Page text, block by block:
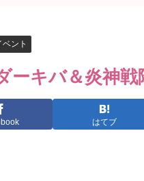
ベント
ーキバ＆炎神
はてブ